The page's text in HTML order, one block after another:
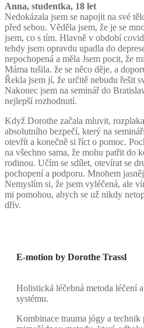
Anna, studentka, 18 let
Nedokázala jsem se napojit na své
před sebou. Věděla jsem, že je se
jsem, co s tím. Hlavně v období
tehdy jsem opravdu upadla do
nepochopená a měla Jsem pocit, že
Máma tušila. že se něco děje, a
Řekla jsem jí, že určitě nebudu řešit
Nakonec jsem na seminář do
nejlepší rozhodnutí.
Když Dorothe začala mluvit,
absolutního bezpečí, který na
otevřít a konečně si říct o pomoc.
na všechno sama, že mohu patřit do
rodinou. Učím se sdílet, otevírat se
pochopení a podporu. Mnohem
Nemyslím si, že jsem vyléčená, ale
mi pomohou, abych se už nikdy
dřív.
E-motion by Dorothe Trassl
Holistická léčebná metoda léčení
systému.
Kombinace trauma jógy a technik